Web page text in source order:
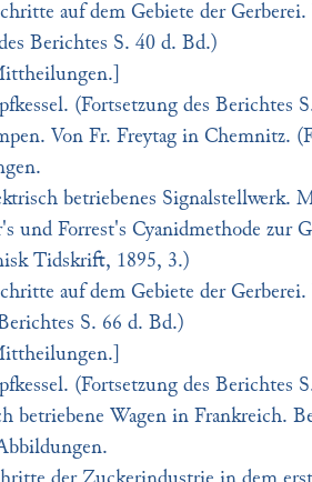
auf dem Gebiete der
Berichtes S. 40 d. Bd.)
(Fortsetzung des
Von Fr. Freytag in Chemnitz.
betriebenes Signalstellwerk.
und Forrest's Cyanidmethode zur
Tidskrift, 1895, 3.)
auf dem Gebiete der
S. 66 d. Bd.)
(Fortsetzung des
betriebene Wagen in Frankreich.